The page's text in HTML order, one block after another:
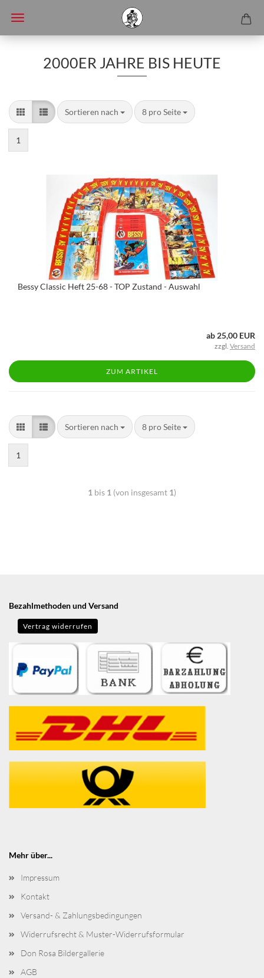
2000ER JAHRE BIS HEUTE
Sortieren nach 8 pro Seite
1
Bessy Classic Heft 25-68 - TOP Zustand - Auswahl
ab 25,00 EUR
zzgl. Versand
ZUM ARTIKEL
Sortieren nach 8 pro Seite
1
1 bis 1 (von insgesamt 1)
Bezahlmethoden und Versand
Vertrag widerrufen
Mehr über...
Impressum
Kontakt
Versand- & Zahlungsbedingungen
Widerrufsrecht & Muster-Widerrufsformular
Don Rosa Bildergallerie
AGB